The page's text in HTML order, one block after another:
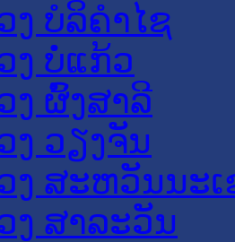
ງ ບໍລິຄໍາໄຊ
ງ ບໍ່ແກ້ວ
ງ ຜົ້ງສາລີ
ງ ວຽງຈັນ
ງ ສະຫວັນນະ
ງ ສາລະວັນ